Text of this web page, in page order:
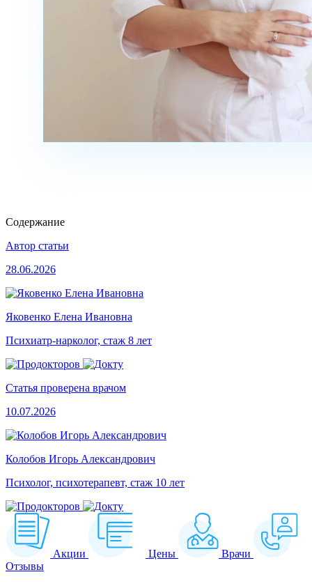
Содержание
Автор статьи
28.06.2026
Яковенко Елена Ивановна
Психиатр-нарколог, стаж 8 лет
Статья проверена врачом
10.07.2026
Колобов Игорь Александрович
Психолог, психотерапевт, стаж 10 лет
Акции Цены
Врачи
Отзывы